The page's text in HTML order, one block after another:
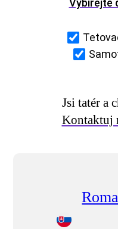
Vybírejte
Jsi tatér a
Kontaktuj